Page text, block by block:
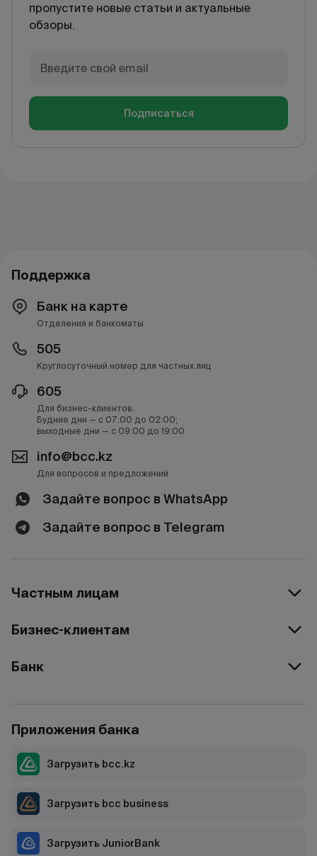
пропустите новые статьи и актуальные
обзоры.
Подписаться
Поддержка
Банк на карте
Отделения и банкоматы
505
Круглосуточный номер для частных лиц
605
Для бизнес-клиентов.
Будние дни — с 07:00 до 02:00;
выходные дни — с 09:00 до 19:00
info@bcc.kz
Для вопросов и предложений
Задайте вопрос в WhatsApp
Задайте вопрос в Telegram
Частным лицам
Бизнес-клиентам
Банк
Приложения банка
Загрузить bcc.kz
Загрузить bcc business
Загрузить JuniorBank